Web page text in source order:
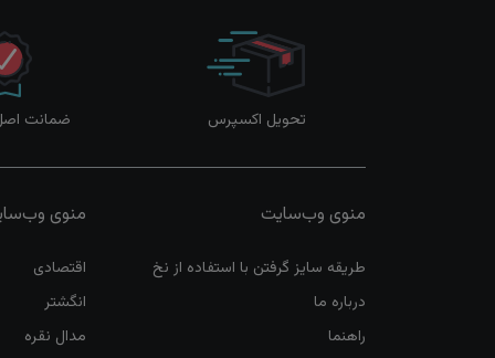
تحویل اکسپرس ضمانت
منوی وب‌سایت
طریقه سایز گرفتن با استفاده از نخ
درباره ما
راهنما
منوی
اقتصادی
انگشتر
مدال نقره